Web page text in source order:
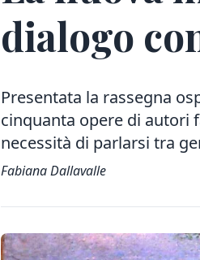
dialogo
Presentata la rassegna
cinquanta opere di autori
necessità di parlarsi tra
Fabiana Dallavalle